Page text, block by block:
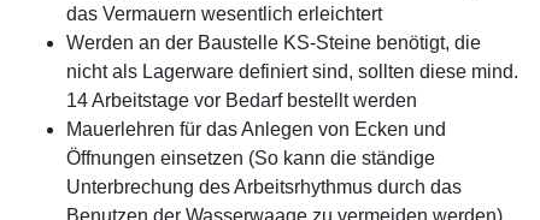
das Vermauern wesentlich erleichtert
Werden an der Baustelle KS-Steine benötigt, die
nicht als Lagerware definiert sind, sollten diese mind.
14 Arbeitstage vor Bedarf bestellt werden
Mauerlehren für das Anlegen von Ecken und
Öffnungen einsetzen (So kann die ständige
Unterbrechung des Arbeitsrhythmus durch das
Benutzen der Wasserwaage zu vermeiden werden)